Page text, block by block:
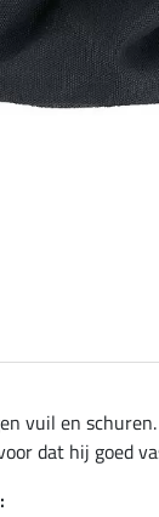
vuil en
dat hij goed